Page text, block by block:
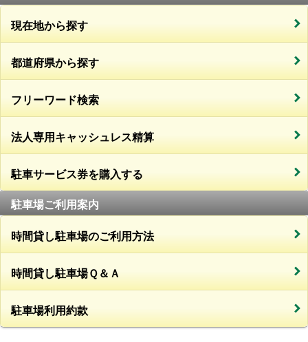
現在地から探す
都道府県から探す
フリーワード検索
法人専用キャッシュレス精算
駐車サービス券を購入する
駐車場ご利用案内
時間貸し駐車場のご利用方法
時間貸し駐車場Ｑ＆Ａ
駐車場利用約款